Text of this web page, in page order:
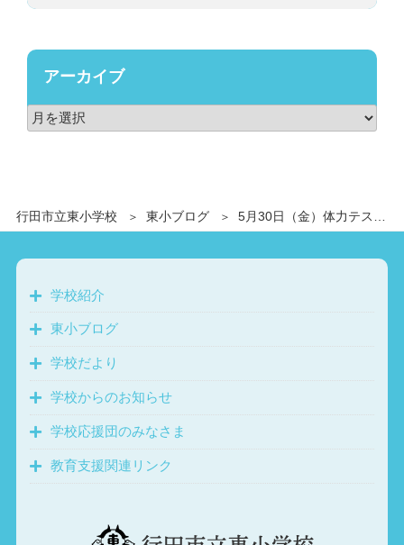
行田市立東小学校 東小ブログ 5月30日（金）体力テスト、がんばっています
アーカイブ
学校紹介
東小ブログ
学校だより
学校からのお知らせ
学校応援団のみなさま
教育支援関連リンク